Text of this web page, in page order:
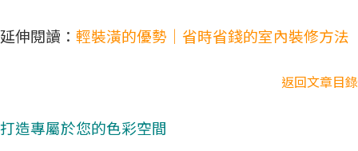
延伸閱讀： 輕裝潢的優勢｜省時省錢的室內裝修方法
返回文章目錄
打造專屬於您的色彩空間